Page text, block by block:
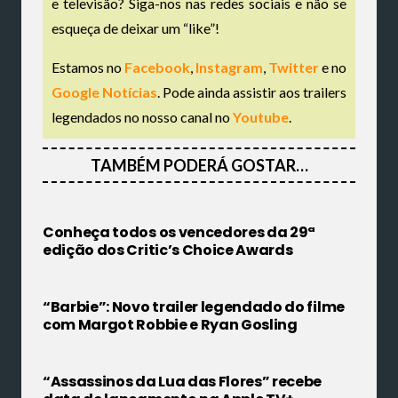
esqueça de deixar um “like”!
Estamos no Facebook, Instagram, Twittere no
Google Notícias. Pode ainda assistir aos trailers
legendados no nosso canal noYoutube.
TAMBÉM PODERÁ GOSTAR…
Conheça todos os vencedores da 29ª
edição dos Critic’s Choice Awards
“Barbie”: Novo trailer legendado do filme
com Margot Robbie e Ryan Gosling
“Assassinos da Lua das Flores” recebe